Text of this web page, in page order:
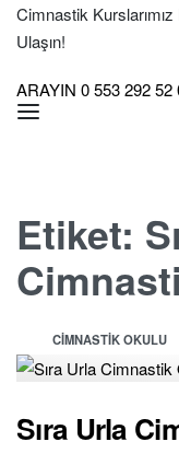
İçeriğe
geç
Cimnastik
Ulaşın!
ARAYIN 0 553 292 52
Etiket:
Yayınlanan
CIMNASTIK OKULU
Sıra Urla